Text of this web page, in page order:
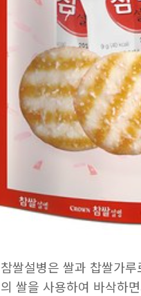
쌀설병은 쌀과 찹쌀가
쌀을 사용하여 바삭하